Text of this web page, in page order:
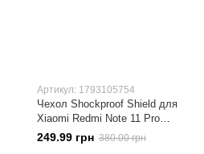
Артикул: 1793105754
Чехол Shockproof Shield для
Xiaomi Redmi Note 11 Pro
Global (4G/5G) бампер
противоударный с подставкой
249.99 грн 380.00 грн